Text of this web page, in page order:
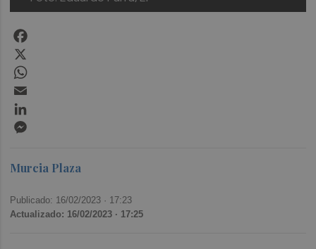
Murcia Plaza
Publicado: 16/02/2023 · 17:23
Actualizado: 16/02/2023 · 17:25